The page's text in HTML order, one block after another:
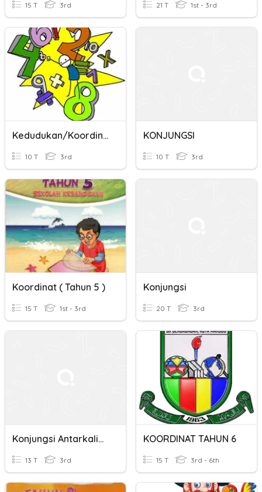
15 T 3rd 21 T 1st - 3rd
Kedudukan/koordinat
10 T 3rd
KONJUNGSI
10 T 3rd
Koordinat ( Tahun 5 )
15 T 1st - 3rd
Konjungsi
20 T 3rd
Konjungsi Antarkalimat
13 T 3rd
KOORDINAT TAHUN 6
15 T 3rd - 6th